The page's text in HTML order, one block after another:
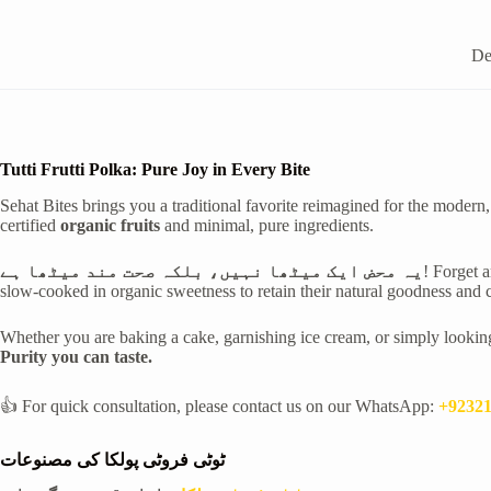
Tutti Frutti Polka: Pure Joy in Every Bite
Sehat Bites brings you a traditional favorite reimagined for the
certified organic fruits and minimal, pure ingredients.
یہ محض ایک میٹھا نہیں، بلکہ صحت مند میٹھا ہے ! Forget
slow-cooked in organic sweetness to retain their natural goodness and
Whether you are baking a cake, garnishing ice cream, or simply
Purity you can taste.
👍 For quick consultation, please contact us on our WhatsApp:
ٹوٹی فروٹی پولکا کی مصنوعات